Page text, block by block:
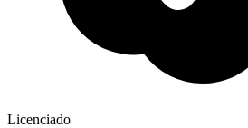
Licenciado